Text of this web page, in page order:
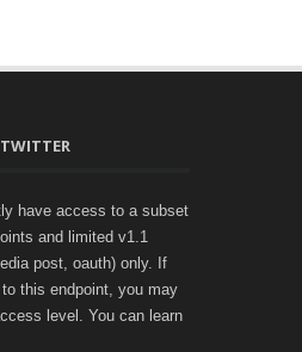
TWITTER
have access to a subset
and limited v1.1
post, oauth) only. If
this endpoint, you may
level. You can learn